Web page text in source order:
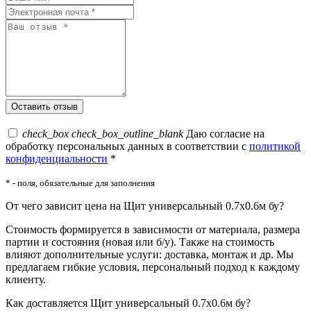
check_box check_box_outline_blankДаю согласие на
обработку персональных данных в соответствии с политикой
конфиденциальности *
* - поля, обязательные для заполнения
От чего зависит цена на Щит универсальный 0.7x0.6м бу?
Стоимость формируется в зависимости от материала, размера
партии и состояния (новая или б/у). Также на стоимость
влияют дополнительные услуги: доставка, монтаж и др. Мы
предлагаем гибкие условия, персональный подход к каждому
клиенту.
Как доставляется Щит универсальный 0.7x0.6м бу?